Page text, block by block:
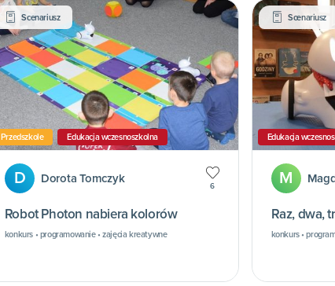
Scenariusz
Przedszkole Edukacja wczesnoszkolna
D Dorota Tomczyk
6
Robot Photon nabiera kolorów
konkurs • programowanie • zajęcia kreatywne
Scenariusz
Edukacja
M
Raz, dwa,
konkurs •